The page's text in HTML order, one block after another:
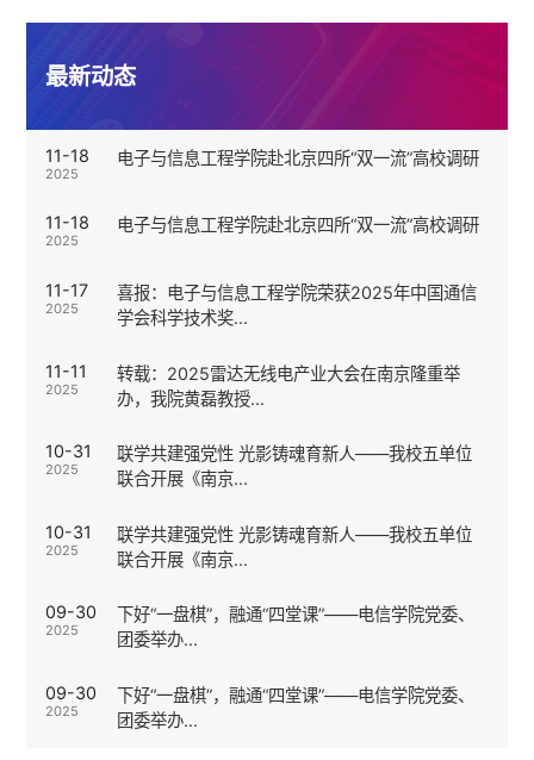
最新动态
11-18
2025
电子与信息工程学院赴北京四所“双一流”高校调研
11-18
2025
电子与信息工程学院赴北京四所“双一流”高校调研
11-17
2025
喜报：电子与信息工程学院荣获2025年中国通信
学会科学技术奖...
11-11
2025
转载：2025雷达无线电产业大会在南京隆重举
办，我院黄磊教授...
10-31
2025
联学共建强党性 光影铸魂育新人——我校五单位
联合开展《南京...
10-31
2025
联学共建强党性 光影铸魂育新人——我校五单位
联合开展《南京...
09-30
2025
下好“一盘棋”，融通“四堂课”——电信学院党委、
团委举办...
09-30
2025
下好“一盘棋”，融通“四堂课”——电信学院党委、
团委举办...